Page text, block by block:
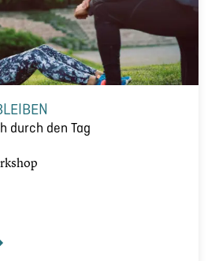
durch den Tag